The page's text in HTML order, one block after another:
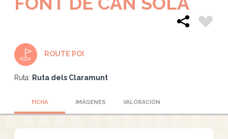
ROUTE POI
Ruta: Ruta dels Claramunt
FICHA IMÁGENES VALORACIÓN